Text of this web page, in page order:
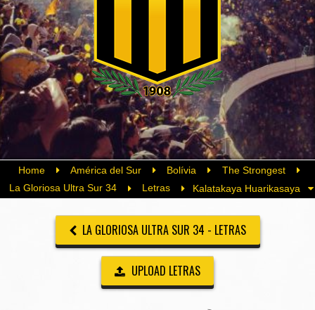
Home América del Sur Bolívia
The Strongest
La Gloriosa Ultra Sur 34
Letras Kalatakaya Huarikasaya
LA GLORIOSA ULTRA SUR 34 - LETRAS
UPLOAD LETRAS